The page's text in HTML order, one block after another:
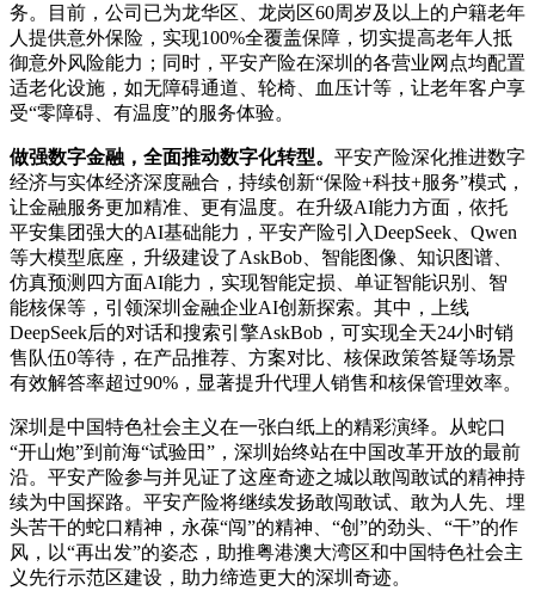
务。目前，公司已为龙华区、龙岗区60周岁及以上的户籍老年
人提供意外保险，实现100%全覆盖保障，切实提高老年人抵
御意外风险能力；同时，平安产险在深圳的各营业网点均配置
适老化设施，如无障碍通道、轮椅、血压计等，让老年客户享
受“零障碍、有温度”的服务体验。
做强数字金融，全面推动数字化转型。 平安产险深化推进数字
经济与实体经济深度融合，持续创新“保险+科技+服务”模式，
让金融服务更加精准、更有温度。在升级AI能力方面，依托
平安集团强大的AI基础能力，平安产险引入DeepSeek、Qwen
等大模型底座，升级建设了AskBob、智能图像、知识图谱、
仿真预测四方面AI能力，实现智能定损、单证智能识别、智
能核保等，引领深圳金融企业AI创新探索。其中，上线
DeepSeek后的对话和搜索引擎AskBob，可实现全天24小时销
售队伍0等待，在产品推荐、方案对比、核保政策答疑等场景
有效解答率超过90%，显著提升代理人销售和核保管理效率。
深圳是中国特色社会主义在一张白纸上的精彩演绎。从蛇口
“开山炮”到前海“试验田”，深圳始终站在中国改革开放的最前
沿。平安产险参与并见证了这座奇迹之城以敢闯敢试的精神持
续为中国探路。平安产险将继续发扬敢闯敢试、敢为人先、埋
头苦干的蛇口精神，永葆“闯”的精神、“创”的劲头、“干”的作
风，以“再出发”的姿态，助推粤港澳大湾区和中国特色社会主
义先行示范区建设，助力缔造更大的深圳奇迹。